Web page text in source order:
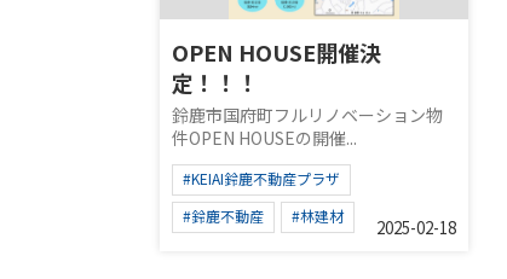
OPEN HOUSE開催決
定！！！
鈴鹿市国府町フルリノベーション物
件OPEN HOUSEの開催...
#KEIAI鈴鹿不動産プラザ
#鈴鹿不動産
#林建材
2025-02-18